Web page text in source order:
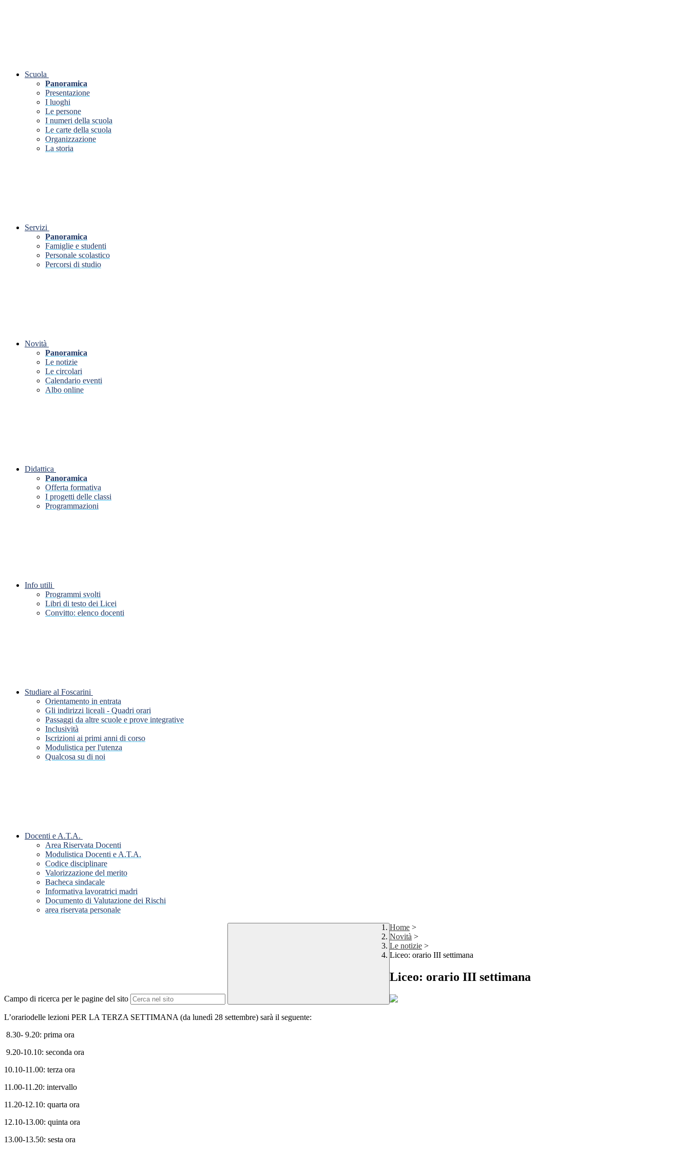
Scuola
Panoramica
Presentazione
I luoghi
Le persone
I numeri della scuola
Le carte della scuola
Organizzazione
La storia
Servizi
Panoramica
Famiglie e studenti
Personale scolastico
Percorsi di studio
Novità
Panoramica
Le notizie
Le circolari
Calendario eventi
Albo online
Didattica
Panoramica
Offerta formativa
I progetti delle classi
Programmazioni
Info utili
Programmi svolti
Libri di testo dei Licei
Convitto: elenco docenti
Studiare al Foscarini
Orientamento in entrata
Gli indirizzi liceali - Quadri orari
Passaggi da altre scuole e prove integrative
Inclusività
Iscrizioni ai primi anni di corso
Modulistica per l'utenza
Qualcosa su di noi
Docenti e A.T.A.
Area Riservata Docenti
Modulistica Docenti e A.T.A.
Codice disciplinare
Valorizzazione del merito
Bacheca sindacale
Informativa lavoratrici madri
Documento di Valutazione dei Rischi
area riservata personale
Campo di ricerca per le pagine del sito
Home >
Novità >
Le notizie >
Liceo: orario III settimana
Liceo: orario III settimana
L’orariodelle lezioni PER LA TERZA SETTIMANA (da lunedì 28 settembre) sarà il seguente:
8.30- 9.20: prima ora
9.20-10.10: seconda ora
10.10-11.00: terza ora
11.00-11.20: intervallo
11.20-12.10: quarta ora
12.10-13.00: quinta ora
13.00-13.50: sesta ora